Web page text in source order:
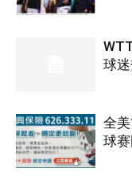
球
全
球